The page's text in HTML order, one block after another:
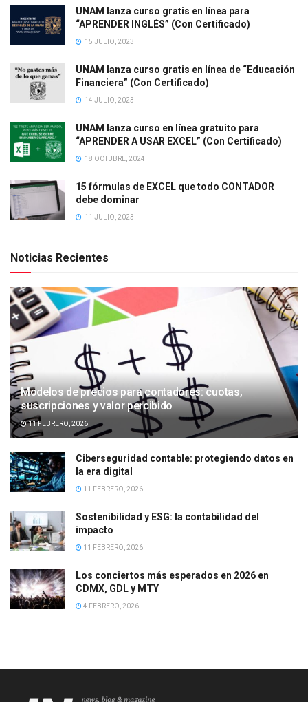
UNAM lanza curso gratis en línea para
“APRENDER INGLÉS” (Con Certificado)
15 JULIO, 2023
UNAM lanza curso gratis en línea de “Educación
Financiera” (Con Certificado)
14 JULIO, 2023
UNAM lanza curso en línea gratuito para
“APRENDER A USAR EXCEL” (Con Certificado)
18 OCTUBRE, 2024
15 fórmulas de EXCEL que todo CONTADOR
debe dominar
11 JULIO, 2023
Noticias Recientes
Modelos de precios para contadores: cuotas,
suscripciones y valor percibido
11 FEBRERO, 2026
Ciberseguridad contable: protegiendo datos en
la era digital
11 FEBRERO, 2026
Sostenibilidad y ESG: la contabilidad del
impacto
11 FEBRERO, 2026
Los conciertos más esperados en 2026 en
CDMX, GDL y MTY
4 FEBRERO, 2026